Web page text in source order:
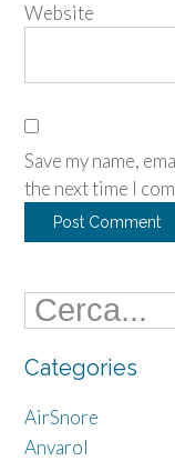
Website
Save my name,
the next time I
Categories
AirSnore
Anvarol